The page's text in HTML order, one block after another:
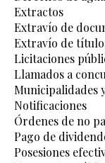
Extractos
Extravío de
Extravío de
Licitaciones
Llamados a
Municipalidades
Notificaciones
Órdenes de no
Pago de
Posesiones